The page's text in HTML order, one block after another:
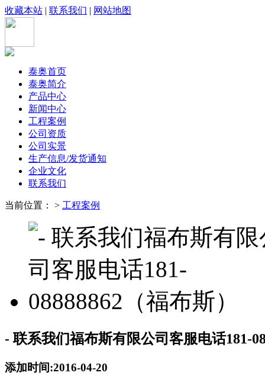
收藏本站 | 联系我们 | 网站地图
泰奥首页
泰奥简介
产品中心
新闻中心
工程案例
公司资质
公司实景
生产信息/发货通知
企业文化
联系我们
当前位置： > 工程案例
- 联系我们福布斯有限公司客服电话181-
添加时间:2016-04-20